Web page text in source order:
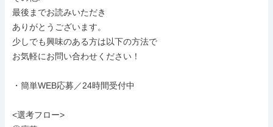
最後までお読みいただき
ありがとうございます。
少しでも興味のある方は以下の方法で
お気軽にお問い合わせください！
・簡単WEB応募／24時間受付中
<選考フロー>